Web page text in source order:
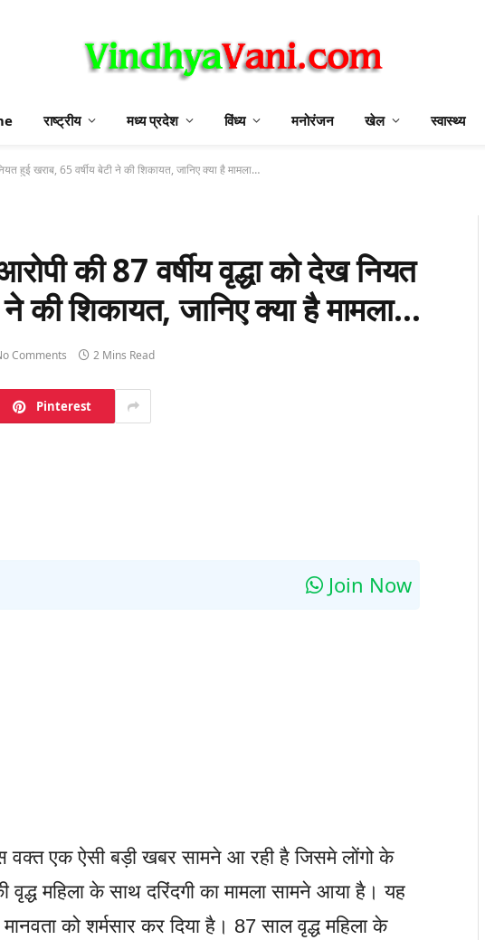
राष्ट्रीय मध्य प्रदेश विंध्य मनोरंजन खेल स्वास्थ्य
हुई खराब, 65 वर्षीय बेटी ने की शिकायत, जानिए क्या है मामला…
की 87 वर्षीय वृद्धा को देख नियत
की शिकायत, जानिए क्या है मामला…
Comments 2 Mins Read
Pinterest
Join Now
वक्त एक ऐसी बड़ी खबर सामने आ रही है जिसमे लोंगो के
वृद्ध महिला के साथ दरिंदगी का मामला सामने आया है। यह
को शर्मसार कर दिया है। 87 साल वृद्ध महिला के